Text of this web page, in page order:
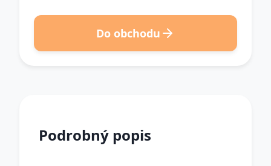
Do obchodu
Podrobný popis